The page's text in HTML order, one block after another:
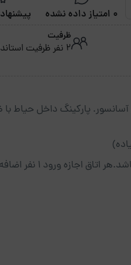
0 امتیاز داده نشده پیشنهاد 5 نفرات
ظرفیت
2 نفر ظرفیت استاندارد + 1 نفر اضافه